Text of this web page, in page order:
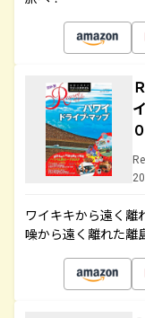
ワイキキから遠く離
噪から遠く離れた離